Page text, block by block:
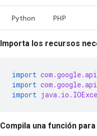
Python PHP
Importa los recursos
import
import
import
Compila una función